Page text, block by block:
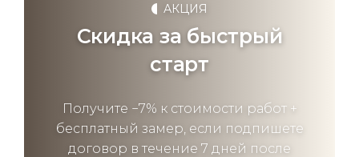
АКЦИЯ
Скидка за быстрый
старт
Получите −7% к стоимости работ +
бесплатный замер, если подпишете
договор в течение 7 дней после